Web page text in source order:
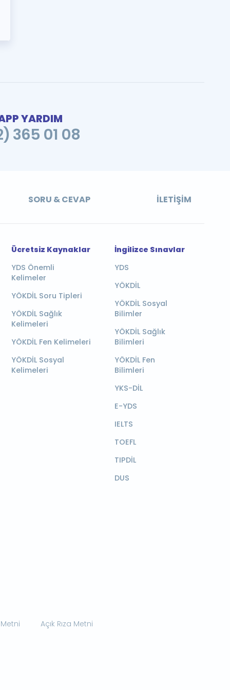
YARDIM
365 01 08
SORU & CEVAP İLETIŞIM
Ücretsiz Kaynaklar
YDS Önemli
Kelimeler
YÖKDİL Soru Tipleri
YÖKDİL Sağlık
Kelimeleri
YÖKDİL Fen Kelimeleri
YÖKDİL Sosyal
Kelimeleri
İngilizce Sınavlar
YDS
YÖKDİL
YÖKDİL Sosyal
Bilimler
YÖKDİL Sağlık
Bilimleri
YÖKDİL Fen
Bilimleri
YKS-DİL
E-YDS
IELTS
TOEFL
TIPDİL
DUS
Açık Rıza Metni